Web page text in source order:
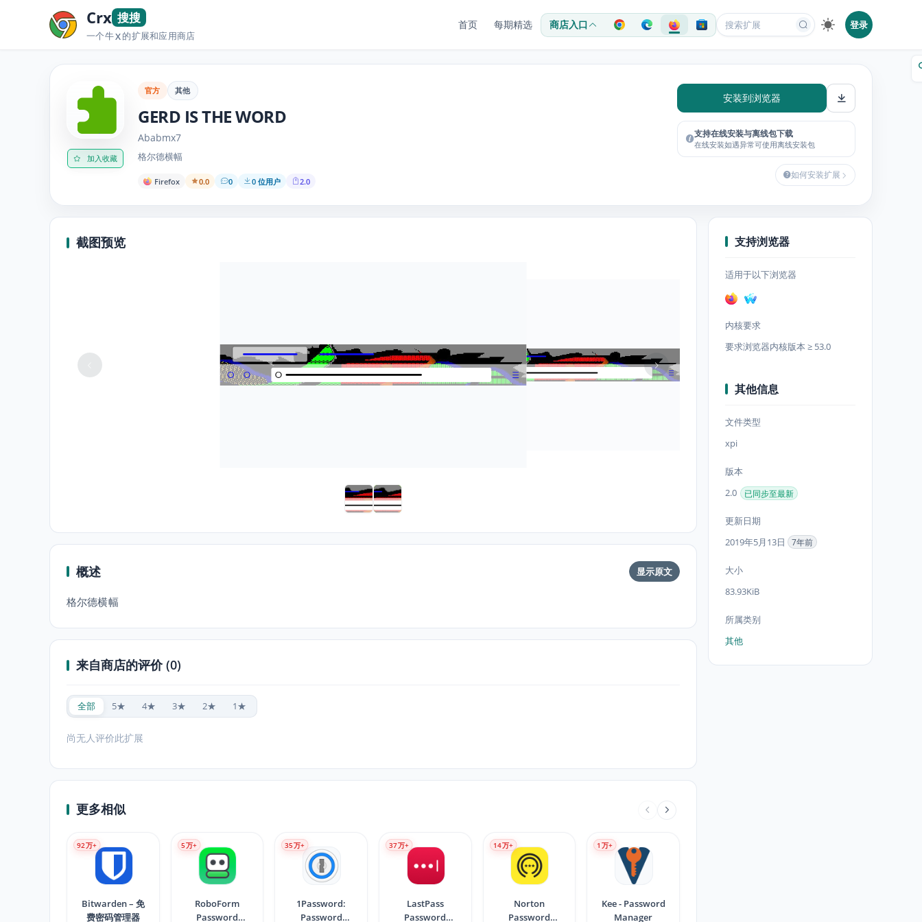
Crx 搜搜
一个牛X的扩展和应用商店
首页 每期精选 商店入口 登录
加入收藏
官方 其他
GERD IS THE WORD
Ababmx7
格尔德横幅
Firefox 0.0 0 0 位用户 2.0
安装到浏览器
支持在线安装与离线包下载
在线安装如遇异常可使用离线安装包
如何安装扩展
截图预览
概述 显示原文
格尔德横幅
来自商店的评价 (0)
全部 5★ 4★ 3★ 2★ 1★
尚无人评价此扩展
更多相似
Bitwarden – 免
费密码管理器
92万+
RoboForm
Password
5万+
1Password:
Password
35万+
LastPass
Password
37万+
Norton
Password
14万+
Kee - Password
Manager
1 万+
支持浏览器
适用于以下浏览器
内核要求
要求浏览器内核版本 ≥ 53.0
其他信息
文件类型
xpi
版本
2.0
已同步至最新
更新日期
2019年5月13日
7年前
大小
83.93KiB
所属类别
其他